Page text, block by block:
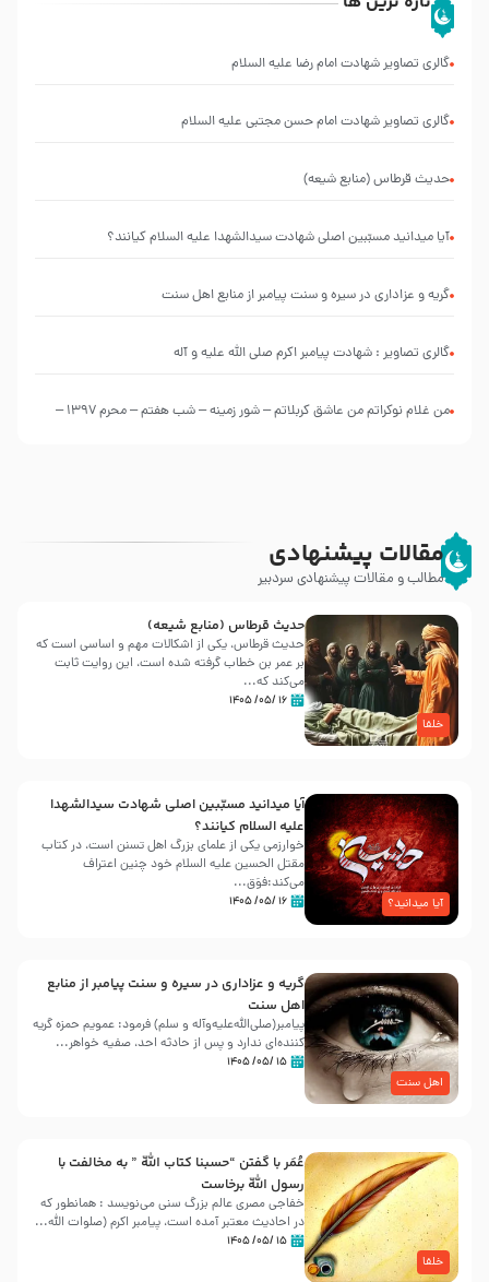
گالری تصاویر شهادت امام رضا علیه السلام
گالری تصاویر شهادت امام حسن مجتبی علیه السلام
حدیث قرطاس (منابع شیعه)
آیا میدانید مسبّبین اصلی شهادت سیدالشهدا علیه ‌السلام کیانند؟
گریه و عزاداری در سیره و سنت پیامبر از منابع اهل سنت
گالری تصاویر : شهادت پیامبر اکرم صلی الله علیه و آله
من غلام نوکراتم من عاشق کربلاتم – شور زمینه – شب هفتم – محرم 1397 –
مقالات پیشنهادی
مطالب و مقالات پیشنهادی سردبیر
خلفا
حدیث قرطاس (منابع شیعه)
حدیث قرطاس، یکی از اشکالات مهم و اساسی است که
بر عمر بن خطاب گرفته شده است، این روایت ثابت
می‌کند که...
۱۶ /۰۵/ ۱۴۰۵
آیا میدانید؟
آیا میدانید مسبّبین اصلی شهادت سیدالشهدا
علیه ‌السلام کیانند؟
خوارزمی یکی از علمای بزرگ اهل تسنن است، در کتاب
مقتل الحسین علیه ‌السلام خود چنین اعتراف
می‌کند:فوَق...
۱۶ /۰۵/ ۱۴۰۵
اهل سنت
گریه و عزاداری در سیره و سنت پیامبر از منابع
اهل سنت
پیامبر(صلی‌الله‌علیه‌وآله و سلم) فرمود: عمویم حمزه گریه
کننده‌ای ندارد و پس از حادثه احد، صفیه خواهر...
۱۵ /۰۵/ ۱۴۰۵
خلفا
عُمَر با گفتن “حسبنا كتاب اللّه ” به مخالفت با
رسول اللّه برخاست
خفاجی مصری عالم بزرگ سنی می‌نویسد : همانطور که
در احادیث معتبر آمده است، پیامبر اکرم (صلوات اللّه...
۱۵ /۰۵/ ۱۴۰۵